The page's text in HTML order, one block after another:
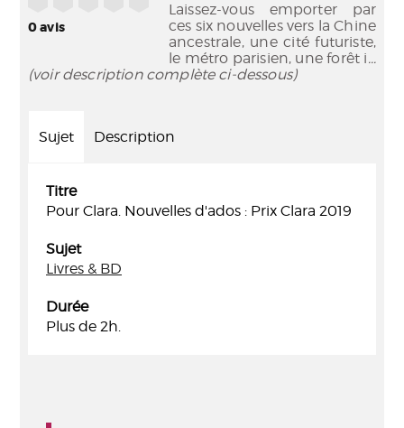
0avis
Laissez-vous emporter par
ces six nouvelles vers la Chine
ancestrale, une cité futuriste,
le métro parisien, une forêt i...
(voir description complète ci-dessous)
Sujet Description
Titre
Pour Clara. Nouvelles d'ados : Prix Clara 2019
Sujet
Livres & BD
Durée
Plus de 2h.